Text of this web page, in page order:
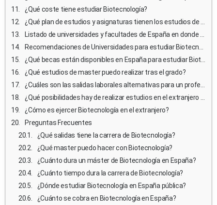
¿Qué coste tiene estudiar Biotecnología?
¿Qué plan de estudios y asignaturas tienen los estudios de Biotecnología en España?
Listado de universidades y facultades de España en donde estudiar Biotecnología
Recomendaciones de Universidades para estudiar Biotecnología
¿Qué becas están disponibles en España para estudiar Biotecnología?
¿Qué estudios de master puedo realizar tras el grado?
¿Cuáles son las salidas laborales alternativas para un profesional de Biotecnología que no desea ejercer?
¿Qué posibilidades hay de realizar estudios en el extranjero durante la carrera de Biotecnología?
¿Cómo es ejercer Biotecnología en el extranjero?
Preguntas Frecuentes
¿Qué salidas tiene la carrera de Biotecnología?
¿Qué master puedo hacer con Biotecnología?
¿Cuánto dura un máster de Biotecnología en España?
¿Cuánto tiempo dura la carrera de Biotecnología?
¿Dónde estudiar Biotecnología en España pública?
¿Cuánto se cobra en Biotecnología en España?